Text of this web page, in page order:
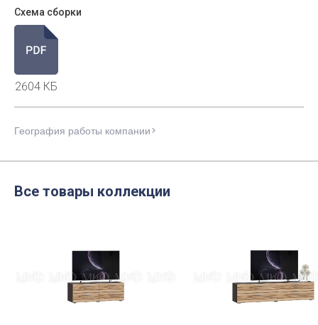
Схема сборки
2604 КБ
География работы компании
Все товары коллекции